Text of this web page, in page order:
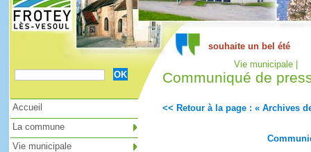
Vie municipale |
Communiqué de
<< Retour à la page : « Archives
Accueil
La commune
Vie municipale